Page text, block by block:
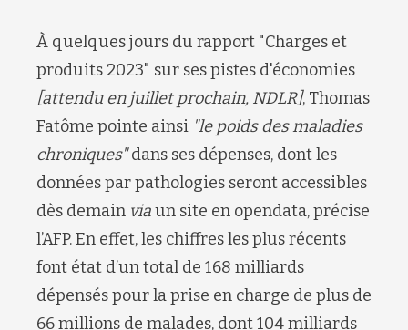
À quelques jours du rapport "Charges et
produits 2023" sur ses pistes d'économies
[attendu en juillet prochain, NDLR], Thomas
Fatôme pointe ainsi "le poids des maladies
chroniques"dans ses dépenses, dont les
données par pathologies seront accessibles
dès demain viaun site en opendata, précise
l’AFP. En effet, les chiffres les plus récents
font état d’un total de 168 milliards
dépensés pour la prise en charge de plus de
66 millions de malades, dont 104 milliards